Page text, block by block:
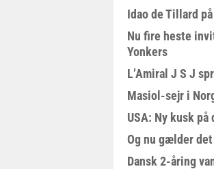
Idao de Tillard
Nu fire heste
Yonkers
L’Amiral J S J
Masiol-sejr i
USA: Ny kusk på
Og nu gælder
Dansk 2-åring